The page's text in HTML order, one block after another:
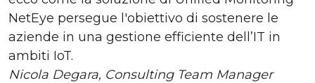
NetEye persegue l'obiettivo di sostenere le
aziende in una gestione efficiente dell’IT in
ambiti IoT.
Nicola Degara, Consulting Team Manager